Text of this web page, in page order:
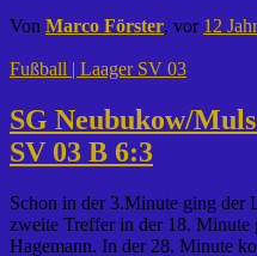
Von Marco Förster, vor 12
Fußball | Laager SV 03
SG Neubukow/
SV 03 B 6:3
Schon in der 3.Minute ging
zweite Treffer in der 18.
Hagemann. In der 28. Minute